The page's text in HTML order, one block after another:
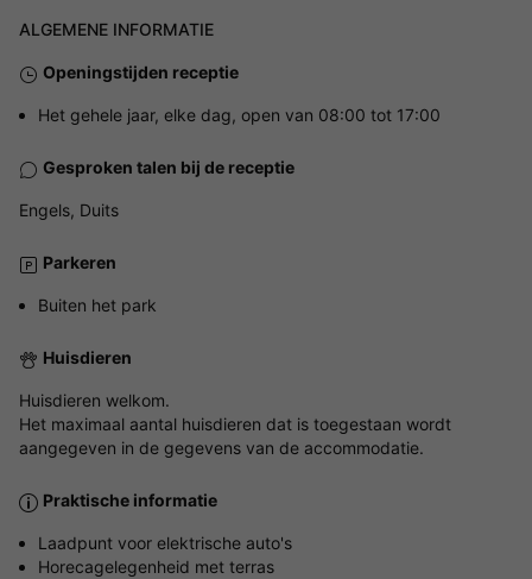
ALGEMENE INFORMATIE
Openingstijden receptie
Het gehele jaar, elke dag, open van 08:00 tot 17:00
Gesproken talen bij de receptie
Engels, Duits
Parkeren
Buiten het park
Huisdieren
Huisdieren welkom.
Het maximaal aantal huisdieren dat is toegestaan wordt
aangegeven in de gegevens van de accommodatie.
Praktische informatie
Laadpunt voor elektrische auto's
Horecagelegenheid met terras